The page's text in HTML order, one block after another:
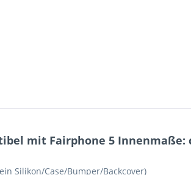
mit Fairphone 5 Innenmaße:
Silikon/Case/Bumper/Backcover)